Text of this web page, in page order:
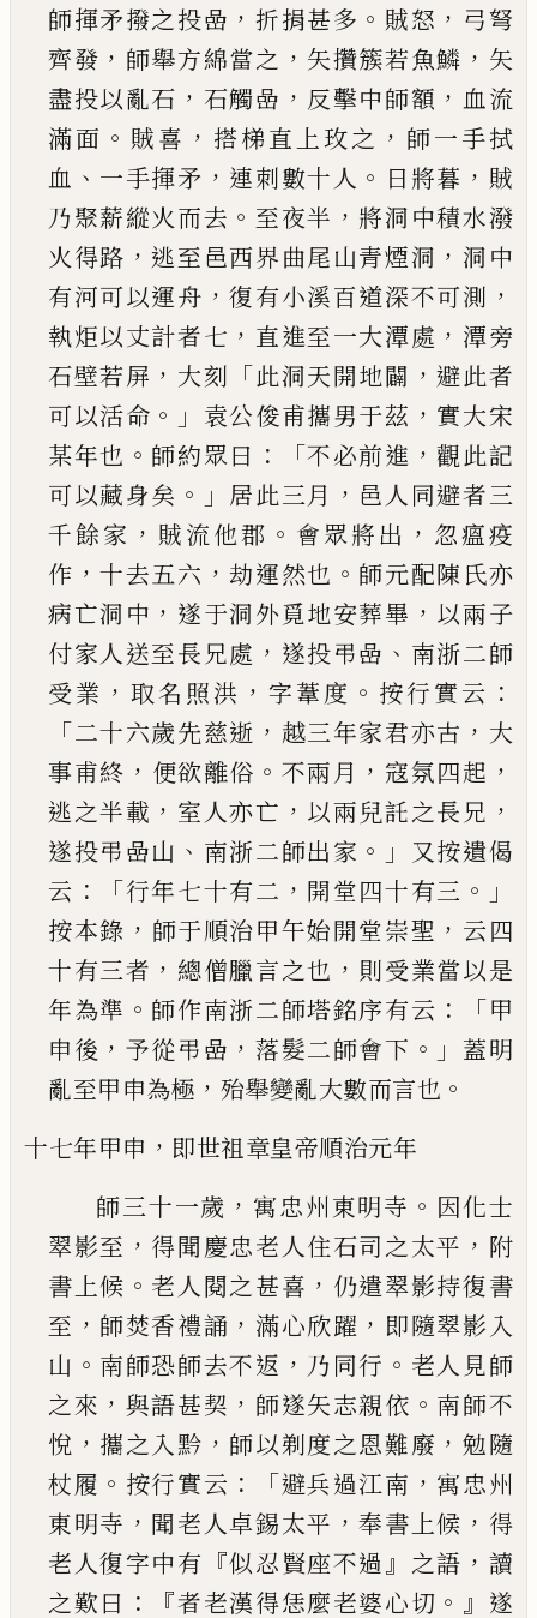
師揮矛撥之投嵒 ， 折捐甚多 。 賊怒 ， 弓弩
齊發 ， 師舉方綿當之 ， 矢攢簇若魚鱗 ， 矢
盡投以亂石 ， 石觸嵒 ， 反擊中師額 ， 血流
滿面 。 賊喜 ， 搭梯直上玫之 ， 師一手拭
血 、 一手揮矛 ， 連刺數十人 。 日將暮 ， 賊
乃聚薪縱火而去 。 至夜半 ， 將洞中積水潑
火得路 ，逃至邑西界曲尾山青煙洞 ， 洞中
有河可以運舟 ，復有小溪百道深不可測 ，
執炬以丈計者七 ， 直進至一大潭處 ， 潭旁
石壁若屏 ， 大刻 「此洞天開地闢 ，避此者
可以活命 。」 袁公俊甫攜男于茲 ， 實大宋
某年也 。 師約眾曰 ：「不必前進 ，觀此記
可以藏身矣 。」 居此三月 ， 邑人同避者三
千餘家 ， 賊流他郡 。 會眾將出 ， 忽瘟疫
作 ，十去五六 ，劫運然也 。 師元配陳氏亦
病亡洞中 ， 遂于洞外覓地安葬畢 ， 以兩子
付家人送至長兄處 ， 遂投弔嵒 、 南浙二師
受業 ， 取名照洪 ， 字葦度 。 按行實云 ：
「二十六歲先慈逝 ， 越三年家君亦古 ， 大
事甫終 ， 便欲離俗 。 不兩月 ， 寇氛四起 ，
逃之半載 ， 室人亦亡 ， 以兩兒託之長兄 ，
遂投弔嵒山 、 南浙二師出家 。」
又按遺偈
云 ：「行年七十有二 ， 開堂四十有三 。」
按本錄 ， 師于順治甲午始開堂崇聖 ， 云四
十有三者 ， 總僧臘言之也 ， 則受業當以是
年為準 。 師作南浙二師塔銘序有云 ：「甲
申後 ， 予從弔嵒 ， 落髮二師會下 。」 蓋明
亂至甲申為極 ， 殆舉變亂大數而言也 。
十七年甲申 ， 即世祖章皇帝順治元年
師三十一歲 ， 寓忠州東明寺 。 因化士
翠影至 ， 得聞慶忠老人住石司之太平 ， 附
書上候 。 老人閱之甚喜 ， 仍遣翠影持復書
至 ， 師焚香禮誦 ， 滿心欣躍 ， 即隨翠影入
山 。 南師恐師去不返 ， 乃同行 。 老人見師
之來 ， 與語甚契 ， 師遂矢志親依 。 南師不
悅 ， 攜之入黔 ， 師以剃度之恩難廢 ， 勉隨
杖履 。 按行實云 ：「避兵過江南 ， 寓忠州
東明寺 ， 聞老人卓錫太平 ，奉書上候 ， 得
老人復字中有 『似忍賢座不過』 之語 ， 讀
之歎曰 ：『者老漢得恁麼老婆心切 。』 遂